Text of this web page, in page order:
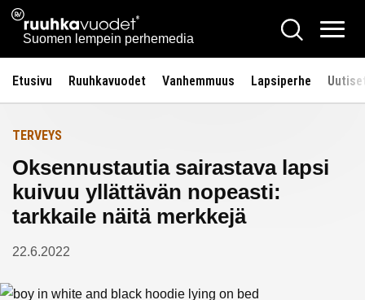
Siirry
sisältöön
Ruuhkavuodet.fi
Suomen lempein perhemedia
Hae
Etusivu Ruuhkavuodet Vanhemmuus Lapsiperhe
Etusivulle
TERVEYS
Oksennustautia sairastava lapsi
kuivuu yllättävän nopeasti:
tarkkaile näitä merkkejä
22.6.2022